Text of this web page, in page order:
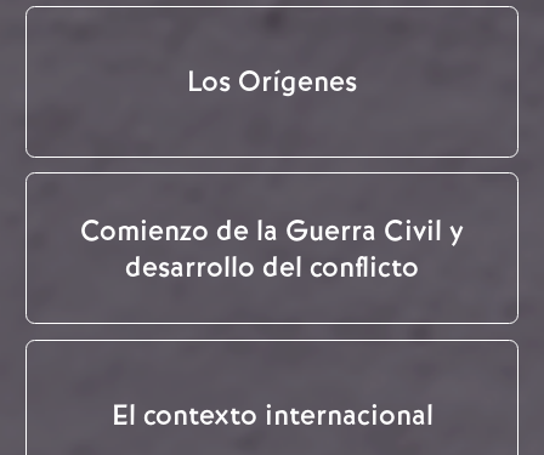
Los Orígenes
Comienzo de la Guerra Civil y
desarrollo del conflicto
El contexto internacional